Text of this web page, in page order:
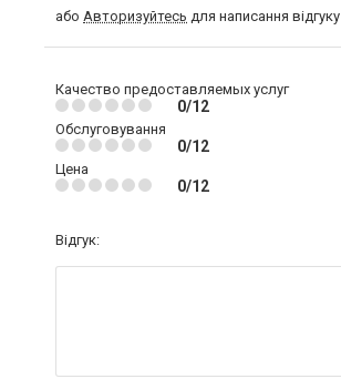
або Авторизуйтесь для написання відгуку
Качество предоставляемых услуг
0/12
Обслуговування
0/12
Цена
0/12
Відгук: